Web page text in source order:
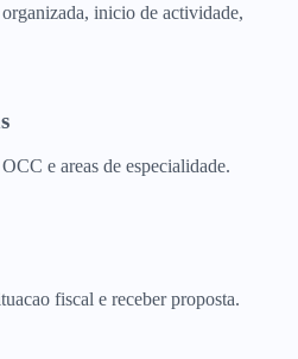
inicio de actividade,
e areas de especialidade.
fiscal e receber proposta.